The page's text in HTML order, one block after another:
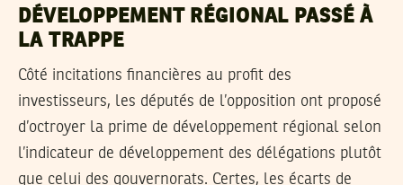
DÉVELOPPEMENT RÉGIONAL PASSÉ À
LA TRAPPE
Côté incitations financières au profit des
investisseurs, les députés de l’opposition ont proposé
d’octroyer la prime de développement régional selon
l’indicateur de développement des délégations plutôt
que celui des gouvernorats. Certes, les écarts de